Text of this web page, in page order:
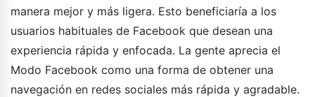
manera mejor y más ligera. Esto beneficiaría a los
usuarios habituales de Facebook que desean una
experiencia rápida y enfocada. La gente aprecia el
Modo Facebook como una forma de obtener una
navegación en redes sociales más rápida y agradable.